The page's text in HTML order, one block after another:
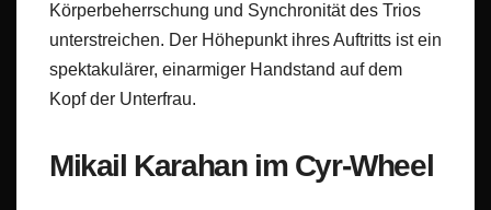
Körperbeherrschung und Synchronität des Trios
unterstreichen. Der Höhepunkt ihres Auftritts ist ein
spektakulärer, einarmiger Handstand auf dem
Kopf der Unterfrau.
Mikail Karahan im Cyr-Wheel